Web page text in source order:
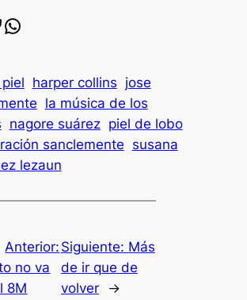
Whatsapp
harper collins jose
la música de los
nagore suárez piel de lobo
sanclemente
susana
lezaun
Anterior:
no va
8M
Siguiente: Más
de ir que de
volver
→